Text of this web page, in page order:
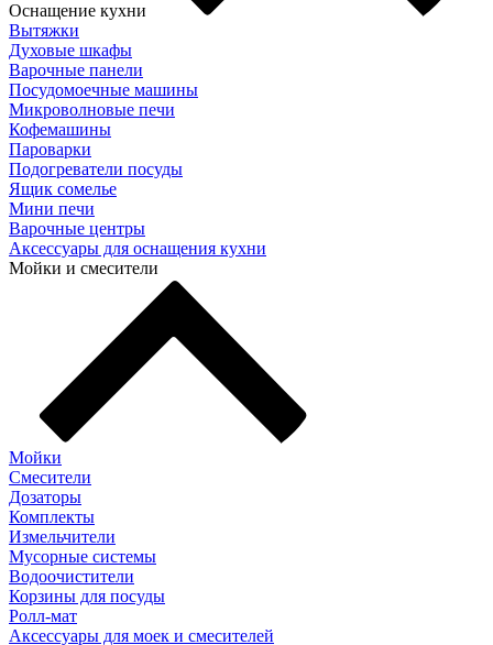
Оснащение кухни
Вытяжки
Духовые шкафы
Варочные панели
Посудомоечные машины
Микроволновые печи
Кофемашины
Пароварки
Подогреватели посуды
Ящик сомелье
Мини печи
Варочные центры
Аксессуары для оснащения кухни
Мойки и смесители
Мойки
Смесители
Дозаторы
Комплекты
Измельчители
Мусорные системы
Водоочистители
Корзины для посуды
Ролл-мат
Аксессуары для моек и смесителей